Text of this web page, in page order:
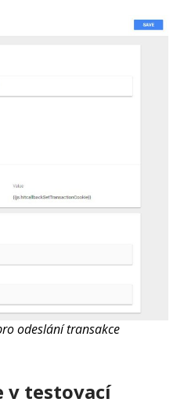
odeslání transakce
v testovací